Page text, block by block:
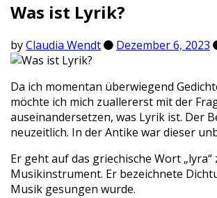
Was ist Lyrik?
byClaudia Wendt Dezember 6, 2023
Da ich momentan überwiegend
möchte ich mich zuallererst mit der
auseinandersetzen, was Lyrik ist. Der
neuzeitlich. In der Antike war dieser
Er geht auf das griechische Wort „lyra“
Musikinstrument. Er bezeichnete
Musik gesungen wurde.